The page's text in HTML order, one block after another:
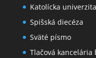
Katolícka
Spišská diecéza
Sväté písmo
Tlačová kancelária